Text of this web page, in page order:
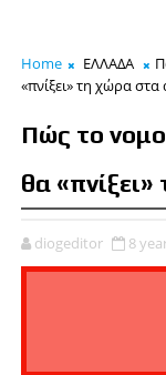
Home ΕΛΛΑΔΑ
«πνίξει» τη χώρα
Πώς το
θα
diogeditor 8